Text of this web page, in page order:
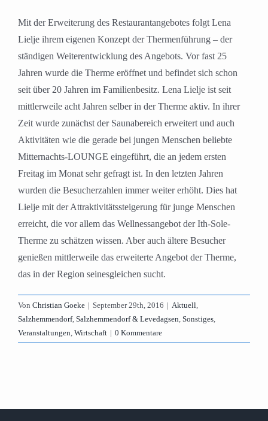
Mit der Erweiterung des Restaurantangebotes folgt Lena
Lielje ihrem eigenen Konzept der Thermenführung – der
ständigen Weiterentwicklung des Angebots. Vor fast 25
Jahren wurde die Therme eröffnet und befindet sich schon
seit über 20 Jahren im Familienbesitz. Lena Lielje ist seit
mittlerweile acht Jahren selber in der Therme aktiv. In ihrer
Zeit wurde zunächst der Saunabereich erweitert und auch
Aktivitäten wie die gerade bei jungen Menschen beliebte
Mitternachts-LOUNGE eingeführt, die an jedem ersten
Freitag im Monat sehr gefragt ist. In den letzten Jahren
wurden die Besucherzahlen immer weiter erhöht. Dies hat
Lielje mit der Attraktivitätssteigerung für junge Menschen
erreicht, die vor allem das Wellnessangebot der Ith-Sole-
Therme zu schätzen wissen. Aber auch ältere Besucher
genießen mittlerweile das erweiterte Angebot der Therme,
das in der Region seinesgleichen sucht.
Von Christian Goeke | September 29th, 2016 | Aktuell,
Salzhemmendorf, Salzhemmendorf & Levedagsen, Sonstiges,
Veranstaltungen, Wirtschaft | 0 Kommentare